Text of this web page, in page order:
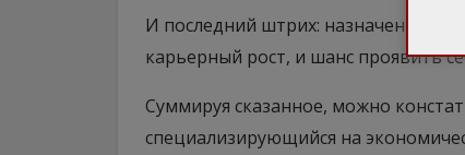
И последний штрих: назначение
карьерный рост, и шанс проявить
Суммируя сказанное, можно
специализирующийся на